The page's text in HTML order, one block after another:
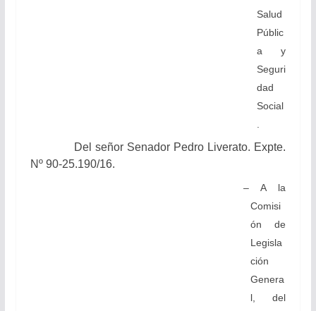
Salud
Públic
a y
Seguri
dad
Social
Del señor Senador Pedro Liverato. Expte.
Nº 90-25.190/16.
– A la
Comisi
ón de
Legisla
ción
Genera
l, del